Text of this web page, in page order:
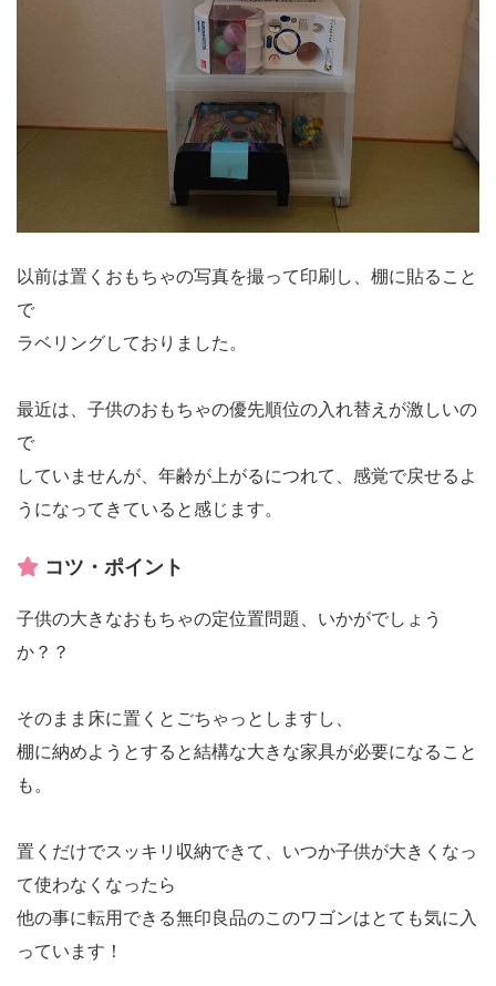
以前は置くおもちゃの写真を撮って印刷し、棚に貼ること
で
ラベリングしておりました。
最近は、子供のおもちゃの優先順位の入れ替えが激しいの
で
していませんが、年齢が上がるにつれて、感覚で戻せるよ
うになってきていると感じます。
コツ・ポイント
子供の大きなおもちゃの定位置問題、いかがでしょう
か？？
そのまま床に置くとごちゃっとしますし、
棚に納めようとすると結構な大きな家具が必要になること
も。
置くだけでスッキリ収納できて、いつか子供が大きくなっ
て使わなくなったら
他の事に転用できる無印良品のこのワゴンはとても気に入
っています！